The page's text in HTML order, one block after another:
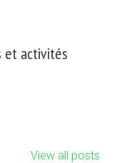
et activités
View all posts